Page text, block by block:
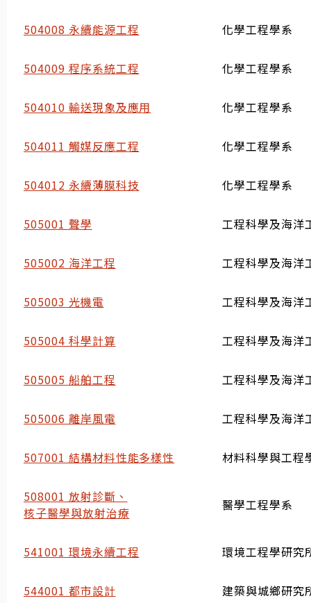
504008 永續能源工程 化學工程學系
504009 程序系統工程 化學工程學系
504010 輸送現象及應用 化學工程學系
504011 觸媒反應工程 化學工程學系
504012 永續薄膜科技 化學工程學系
505001 聲學 工程科學及海洋
505002 海洋工程 工程科學及海洋
505003 光機電 工程科學及海洋
505004 科學計算 工程科學及海洋
505005 船舶工程 工程科學及海洋
505006 離岸風電 工程科學及海洋
507001 結構材料性能多樣性 材料科學與工程
508001 放射診斷、
核子醫學與放射治療
醫學工程學系
541001 環境永續工程 環境工程學研究
544001 都市設計 建築與城鄉研究